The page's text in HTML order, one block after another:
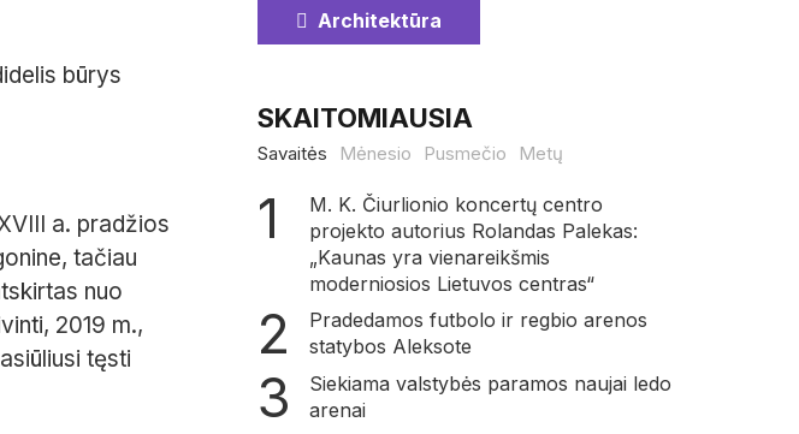
būrys
a. pradžios
tačiau
nuo
2019 m.,
tęsti
Architektūra
SKAITOMIAUSIA
Savaitės Mėnesio Pusmečio Metų
M. K. Čiurlionio koncertų centro
projekto autorius Rolandas Palekas:
„Kaunas yra vienareikšmis
moderniosios Lietuvos centras“
Pradedamos futbolo ir regbio arenos
statybos Aleksote
Siekiama valstybės paramos naujai ledo
arenai